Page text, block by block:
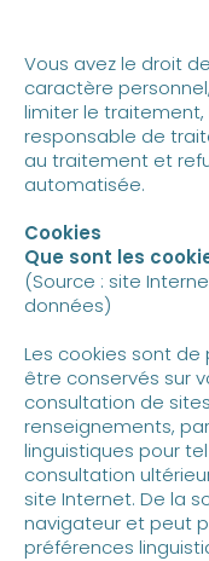
Vous avez le droit
caractère
limiter le
responsable de
au traitement et
automatisée.
Cookies
Que sont les
(Source : site
données)
Les cookies sont
être conservés sur
consultation de
renseignements,
linguistiques pour
consultation
site Internet. De la
navigateur et peut
préférences